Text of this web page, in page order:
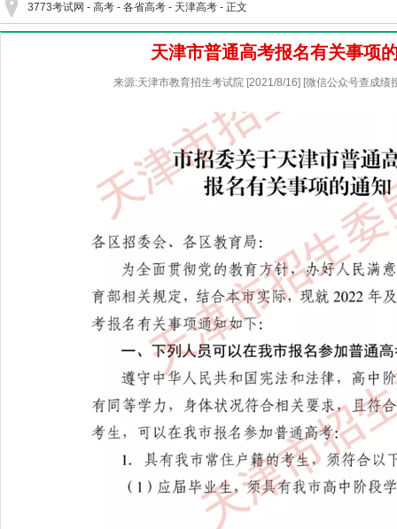
3773考试网 - 高考 - 各省高考 - 天津高考 - 正文
天津市普通高考报名有关事项
来源:天津市教育招生考试院 [2021/8/16] [微信公众号查成绩